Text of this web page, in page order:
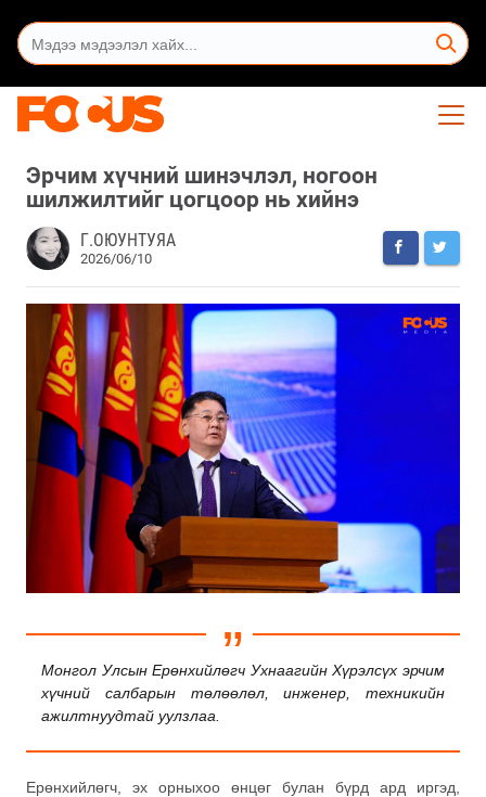
Эрчим хүчний шинэчлэл, ногоон
шилжилтийг цогцоор нь хийнэ
Г.ОЮУНТУЯА
2026/06/10
Монгол Улсын Ерөнхийлөгч Ухнаагийн Хүрэлсүх эрчим
хүчний салбарын төлөөлөл, инженер, техникийн
ажилтнуудтай уулзлаа.
Ерөнхийлөгч, эх орныхоо өнцөг булан бүрд ард иргэд,